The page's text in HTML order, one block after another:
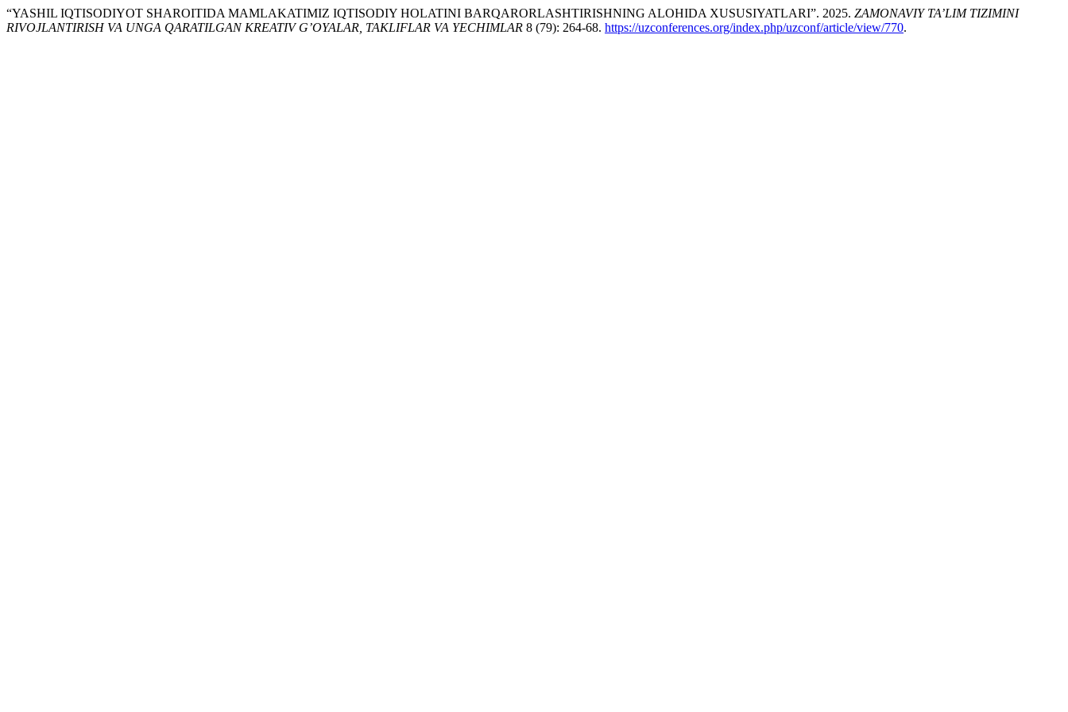
“YASHIL IQTISODIYOT SHAROITIDA MAMLAKATIMIZ IQTISODIY HOLATINI BARQARORLASHTIRISHNING ALOHIDA XUSUSIYATLARI”. 2025. ZAMONAVIY TA’LIM TIZIMINI
RIVOJLANTIRISH VA UNGA QARATILGAN KREATIV G’OYALAR, TAKLIFLAR VA YECHIMLAR 8 (79): 264-68. https://uzconferences.org/index.php/uzconf/article/view/770.